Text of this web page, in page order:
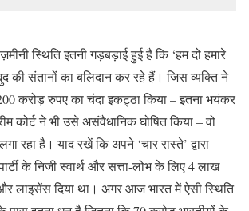
गांधी जी 103 बार अडानी और 30 बार
चुके हैं।pic.twitter.com/eagadsX5AH
May 8, 2024
स्थिति इतनी गड़बड़ाई हुई है कि ‘हम दो हमारे
की संतानों का बलिदान कर रहे हैं। जिस व्यक्ति ने
करोड़ रुपए का चंदा इकट्ठा किया – इतना भयंकर
कोर्ट ने भी उसे असंवैधानिक घोषित किया – वो
रहा है। याद रखें कि अपने ‘चार रास्ते’ द्वारा
के निजी स्वार्थ और सत्ता-लोभ के लिए 4 लाख
लाइसेंस दिया था। अगर आज भारत में ऐसी स्थिति